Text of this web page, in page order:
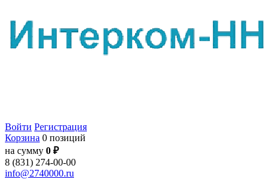
Войти Регистрация
Корзина 0 позиций
на сумму 0 ₽
8 (831) 274-00-00
info@2740000.ru